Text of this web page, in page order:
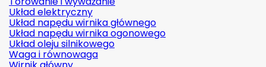
Układ elektryczny
Układ napędu wirnika głównego
Układ napędu wirnika ogonowego
Układ oleju silnikowego
Waga i równowaga